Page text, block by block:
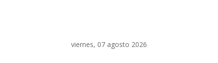
viernes, 07 agosto 2026